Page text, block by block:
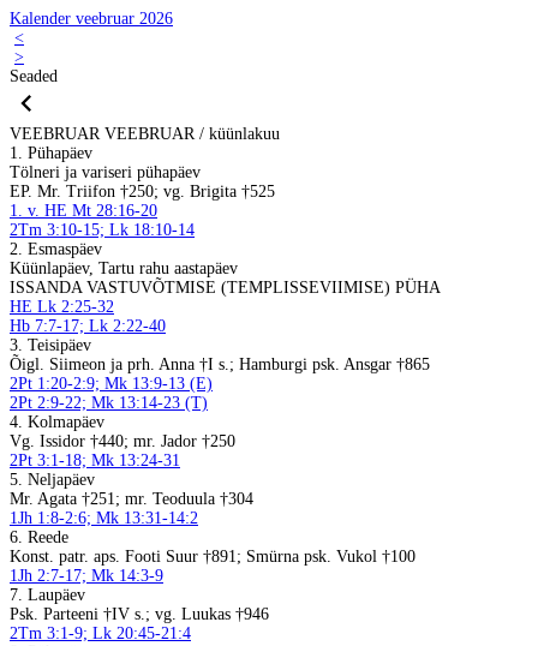
Kalender veebruar 2026
<
>
Seaded
VEEBRUAR VEEBRUAR / küünlakuu
1. Pühapäev
Tölneri ja variseri pühapäev
EP. Mr. Triifon †250; vg. Brigita †525
1. v. HE Mt 28:16-20
2Tm 3:10-15; Lk 18:10-14
2. Esmaspäev
Küünlapäev, Tartu rahu aastapäev
ISSANDA VASTUVÕTMISE (TEMPLISSEVIIMISE) PÜHA
HE Lk 2:25-32
Hb 7:7-17; Lk 2:22-40
3. Teisipäev
Õigl. Siimeon ja prh. Anna †I s.; Hamburgi psk. Ansgar †865
2Pt 1:20-2:9; Mk 13:9-13 (E)
2Pt 2:9-22; Mk 13:14-23 (T)
4. Kolmapäev
Vg. Issidor †440; mr. Jador †250
2Pt 3:1-18; Mk 13:24-31
5. Neljapäev
Mr. Agata †251; mr. Teoduula †304
1Jh 1:8-2:6; Mk 13:31-14:2
6. Reede
Konst. patr. aps. Footi Suur †891; Smürna psk. Vukol †100
1Jh 2:7-17; Mk 14:3-9
7. Laupäev
Psk. Parteeni †IV s.; vg. Luukas †946
2Tm 3:1-9; Lk 20:45-21:4